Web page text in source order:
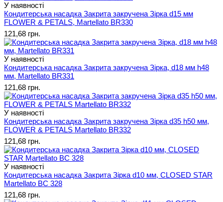
У наявності
Кондитерська насадка Закрита закручена Зірка d15 мм
FLOWER & PETALS, Martellato BR330
121,68 грн.
У наявності
Кондитерська насадка Закрита закручена Зірка, d18 мм h48
мм, Martellato BR331
121,68 грн.
У наявності
Кондитерська насадка Закрита закручена Зірка d35 h50 мм,
FLOWER & PETALS Martellato BR332
121,68 грн.
У наявності
Кондитерська насадка Закрита Зірка d10 мм, CLOSED STAR
Martellato BC 328
121,68 грн.